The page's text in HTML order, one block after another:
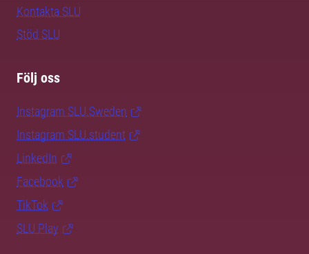
Kontakta SLU
Stöd SLU
Följ oss
Instagram SLU.Sweden
Instagram SLU.student
LinkedIn
Facebook
TikTok
SLU Play